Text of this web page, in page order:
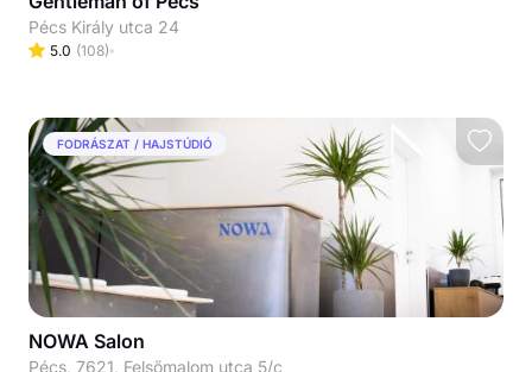
Pécs Király utca 24
5.0 (108)
FODRÁSZAT / HAJSTÚDIÓ
NOWA Salon
Pécs, 7621, Felsőmalom utca 5/c